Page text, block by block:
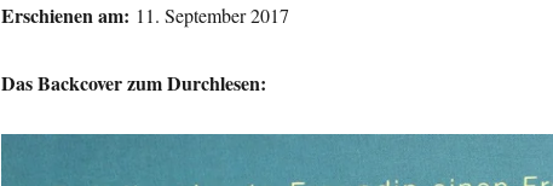
Erschienen am: 11. September 2017
Das Backcover zum Durchlesen: